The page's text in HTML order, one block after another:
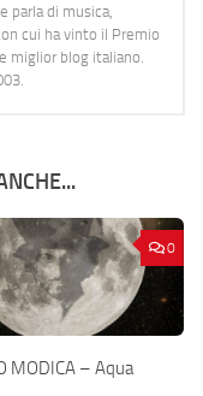
di musica,
cui ha vinto il Premio
miglior blog italiano.
0
MODICA – Aqua